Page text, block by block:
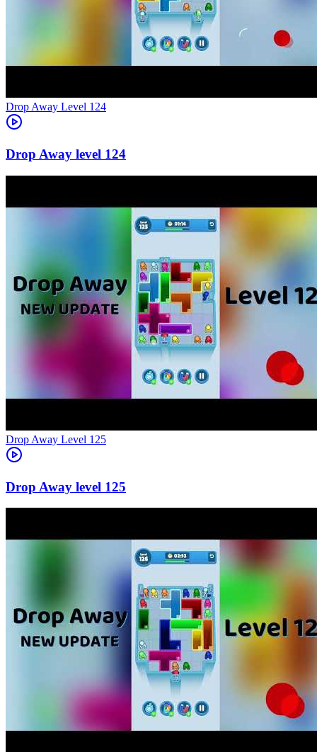
Level 124
124
Level 125
125